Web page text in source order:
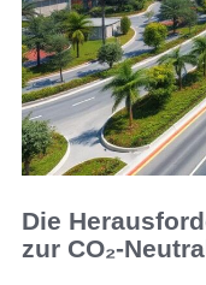
Die
zur CO₂-